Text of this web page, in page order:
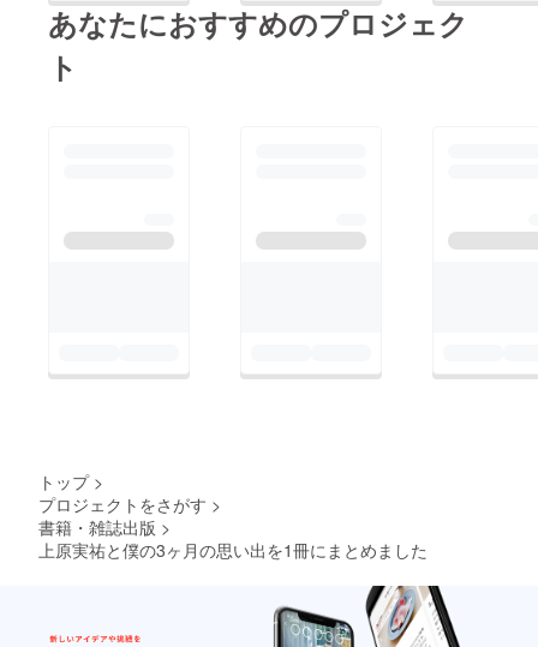
あなたにおすすめのプロジェク
ト
トップ >
プロジェクトをさがす >
書籍・雑誌出版 >
上原実祐と僕の3ヶ月の思い出を1冊にまとめました